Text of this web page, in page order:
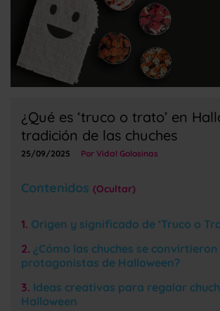
¿Qué es ‘truco o trato’ en
tradición de las chuches
25/09/2025 Por Vidal Golosinas
Contenidos Ocultar
Origen y significado de ‘Truco o
¿Cómo las chuches se convirtieron
protagonistas de Halloween?
Ideas creativas para regalar
Halloween